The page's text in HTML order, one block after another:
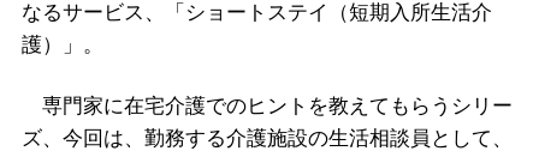
なるサービス、「ショートステイ（短期入所生活介
護）」。
専門家に在宅介護でのヒントを教えてもらうシリー
ズ、今回は、勤務する介護施設の生活相談員として、